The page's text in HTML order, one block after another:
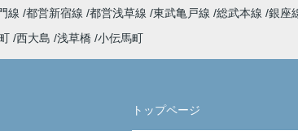
線 都営新宿線 都営浅草線 東武亀戸線 総武本線 銀座
西大島 浅草橋 小伝馬町
トップページ